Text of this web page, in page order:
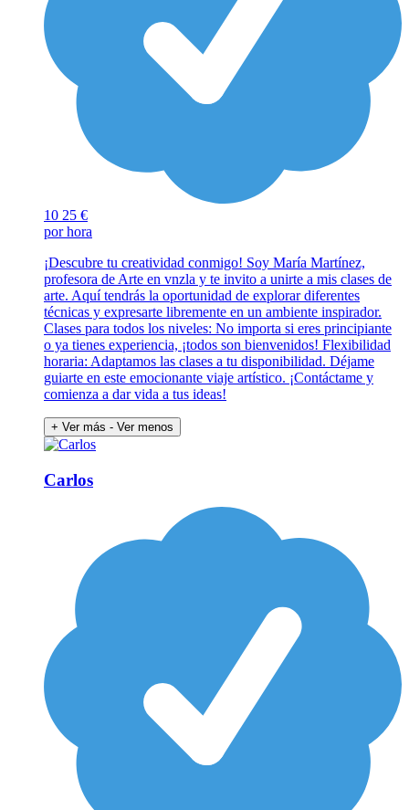
10 25 €
por hora
¡Descubre tu creatividad conmigo! Soy María Martínez,
profesora de Arte en vnzla y te invito a unirte a mis clases de
arte. Aquí tendrás la oportunidad de explorar diferentes
técnicas y expresarte libremente en un ambiente inspirador.
Clases para todos los niveles: No importa si eres principiante
o ya tienes experiencia, ¡todos son bienvenidos! Flexibilidad
horaria: Adaptamos las clases a tu disponibilidad. Déjame
guiarte en este emocionante viaje artístico. ¡Contáctame y
comienza a dar vida a tus ideas!
+ Ver más - Ver menos
Carlos